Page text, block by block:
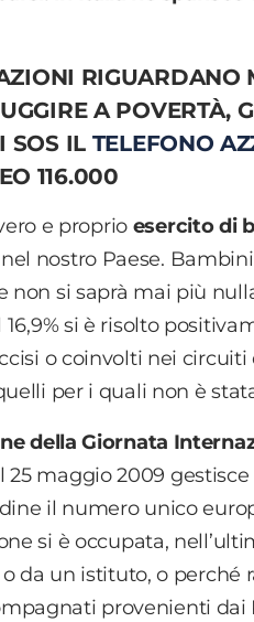
RIGUARDANO
A POVERTÀ,
SOS IL TELEFONO
116.000
e proprio esercito di
nostro Paese.
si saprà mai più
si è risolto
o coinvolti nei
per i quali non è
della Giornata
25 maggio 2009
il numero unico
si è occupata,
da un istituto, o
provenienti dai